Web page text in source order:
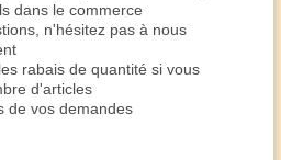
dans le commerce
n'hésitez pas à nous
rabais de quantité si vous
d'articles
de vos demandes